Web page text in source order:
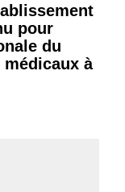
pour
du
à